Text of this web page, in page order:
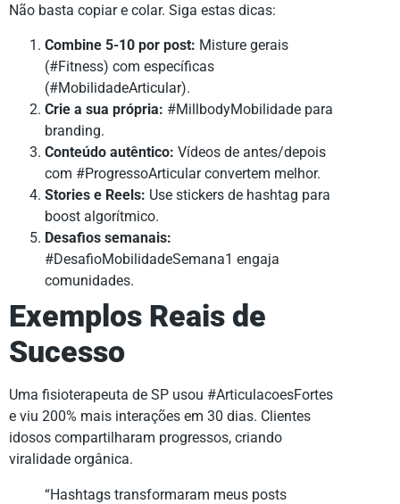
Não basta copiar e colar. Siga estas dicas:
Combine 5-10 por post: Misture gerais
(#Fitness) com específicas
(#MobilidadeArticular).
Crie a sua própria: #MillbodyMobilidade para
branding.
Conteúdo autêntico: Vídeos de antes/depois
com #ProgressoArticular convertem melhor.
Stories e Reels: Use stickers de hashtag para
boost algorítmico.
Desafios semanais:
#DesafioMobilidadeSemana1 engaja
comunidades.
Exemplos Reais de
Sucesso
Uma fisioterapeuta de SP usou #ArticulacoesFortes
e viu 200% mais interações em 30 dias. Clientes
idosos compartilharam progressos, criando
viralidade orgânica.
“Hashtags transformaram meus posts